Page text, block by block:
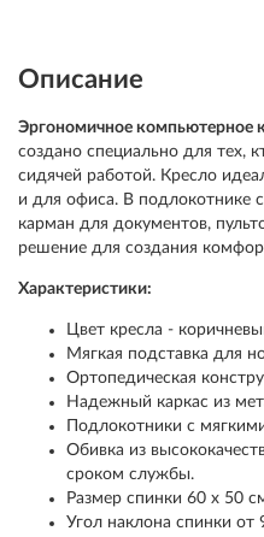
Описание
Эргономичное компьютерное
создано специально для тех,
сидячей работой. Кресло
и для офиса. В подлокотнике
карман для документов,
решение для создания
Характеристики:
Цвет кресла -
Мягкая подставка для
Ортопедическая
Надежный каркас из
Подлокотники с
Обивка из
сроком службы.
Размер спинки 60 х 50
Угол наклона спинки от